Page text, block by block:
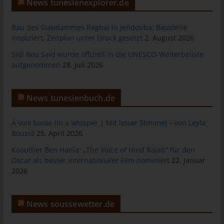
News tunesienexplorer.de
Bau des Staudammes Raghai in Jendouba: Baustelle
inspiziert, Zeitplan unter Druck gesetzt 2. August 2026
Sidi Bou Said wurde offiziell in die UNESCO-Welterbeliste
aufgenommen 28. Juli 2026
News tunesienbuch.de
À voix basse (In a whisper | Mit leiser Stimme) – von Leyla
Bouzid 25. April 2026
Kaouther Ben Hania: „The Voice of Hind Rajab“ für den
Oscar als bester internationaler Film nominiert 22. Januar
2026
News soussewetter.de
Warenkorbes im Online-Shop. Der Online-Shop merkt sich die
über ein Cookie.
Die betroffene Person kann die Setzung von Cookies durch
unsere Internetseite jederzeit mittels einer entsprechenden
Einstellung des genutzten Internetbrowsers verhindern und
Ferner können bereits gesetzte Cookies jederzeit über einen
Internetbrowser oder andere Softwareprogramme gelöscht
Deaktiviert die betroffene Person die Setzung von Cookies in
dem genutzten Internetbrowser, sind unter Umständen nicht alle
Erfassung von allgemeinen Daten und
Die Internetseite erfasst mit jedem Aufruf der Internetseite durch
eine betroffene Person oder ein automatisiertes System eine